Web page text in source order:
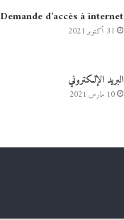
Demande d’accès à internet
31 أكتوبر 2021
البريد الإلكتروني
10 مارس 2021